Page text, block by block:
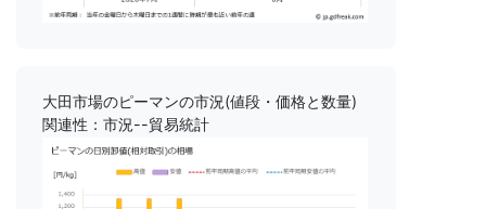
大田市場のピーマンの市況(値段・価格と数量)
関連性：市況--貿易統計